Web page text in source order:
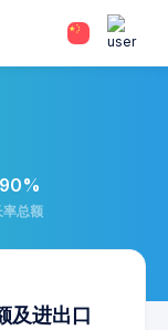
率总额
及进出口